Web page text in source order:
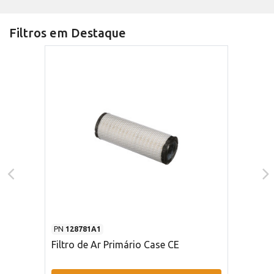
Filtros em Destaque
PN 128781A1
Filtro de Ar Primário Case CE